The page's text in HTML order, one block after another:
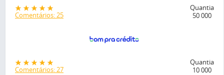
Comentários: 25
Quantia
50 000
Comentários: 27
Quantia
10 000